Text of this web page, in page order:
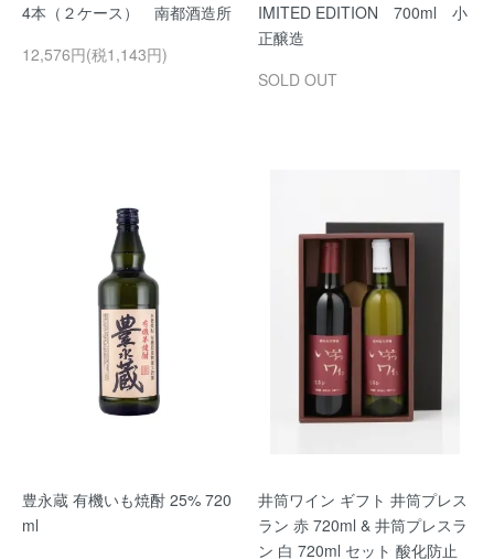
4本（２ケース） 南都酒造所
12,576円(税1,143円)
IMITED EDITION 700ml 小
正醸造
SOLD OUT
豊永蔵 有機いも焼酎 25% 720
ml
井筒ワイン ギフト 井筒プレス
ラン 赤 720ml & 井筒プレスラ
ン 白 720ml セット 酸化防止